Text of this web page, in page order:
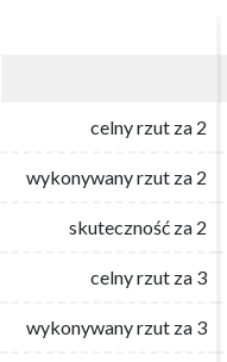
celny rzut za 2
wykonywany rzut za 2
skuteczność za 2
celny rzut za 3
wykonywany rzut za 3
celny rzut za 2
wykonywany rzut za 2
skuteczność za 2
celny rzut za 3
wykonywany rzut za 3